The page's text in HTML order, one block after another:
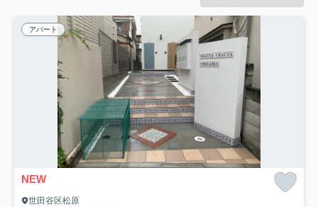
アパート
NEW
世田谷区松原